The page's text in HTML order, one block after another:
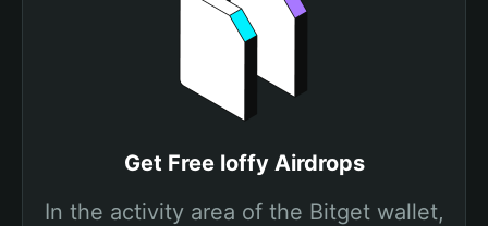
Get Free loffy Airdrops
In the activity area of the Bitget wallet,